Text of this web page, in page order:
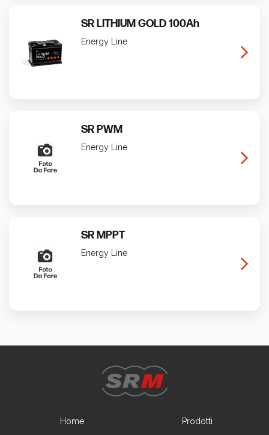
SR LITHIUM GOLD 100Ah
Energy Line
SR PWM
Energy Line
SR MPPT
Energy Line
Home
Prodotti